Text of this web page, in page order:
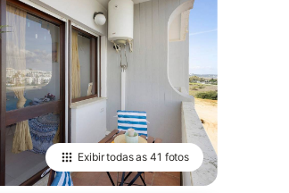
Exibir todas as41 fotos